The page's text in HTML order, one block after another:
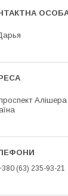
Алішера
(63) 235-93-21